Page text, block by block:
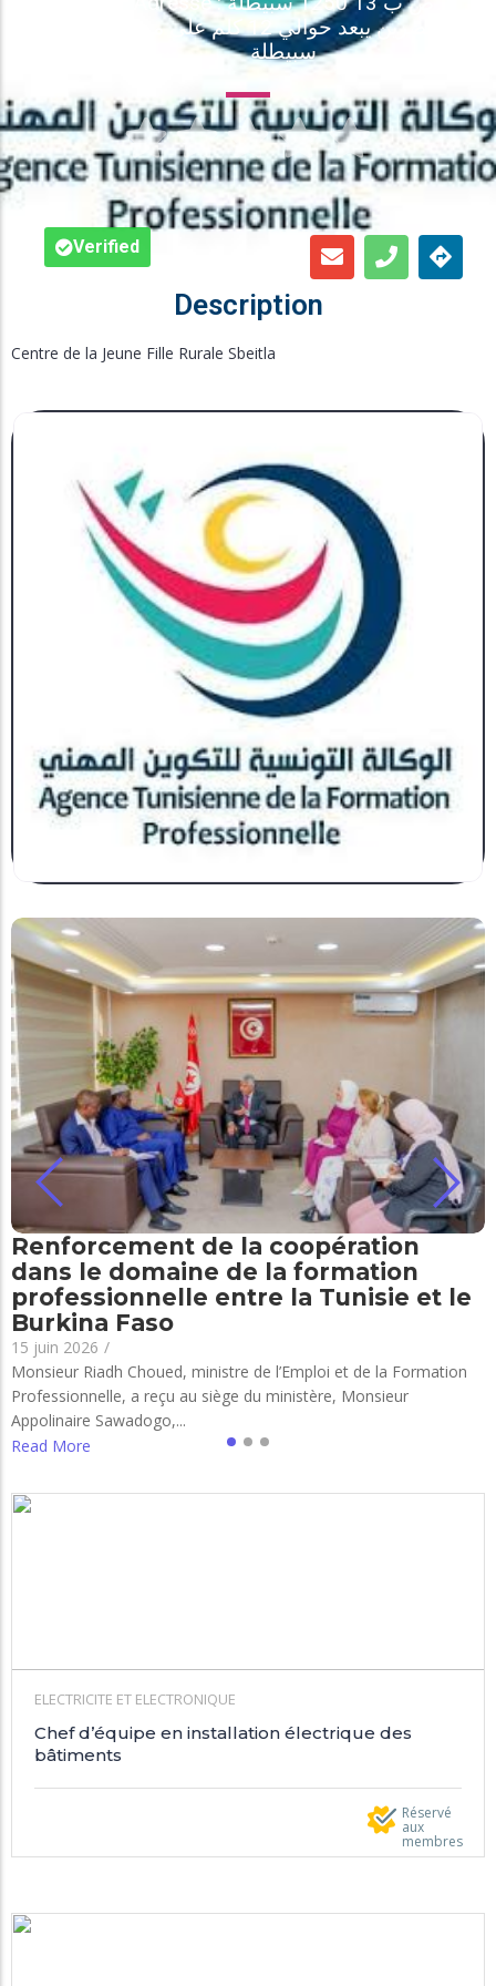
Inscription en Ligne
Foire aux Questions
القصرين يبعد حوالي 12 كلم على مدينة
سبيطلة

Verified
Description
Centre de la Jeune Fille Rurale Sbeitla
Renforcement de la coopération
dans le domaine de la formation
professionnelle entre la Tunisie et le
Burkina Faso
15 juin 2026 /
Monsieur Riadh Choued, ministre de l’Emploi et de la Formation
Professionnelle, a reçu au siège du ministère, Monsieur
Appolinaire Sawadogo,...
Read More
ELECTRICITE ET ELECTRONIQUE
Chef d’équipe en installation électrique des
bâtiments
Réservé
aux
membres